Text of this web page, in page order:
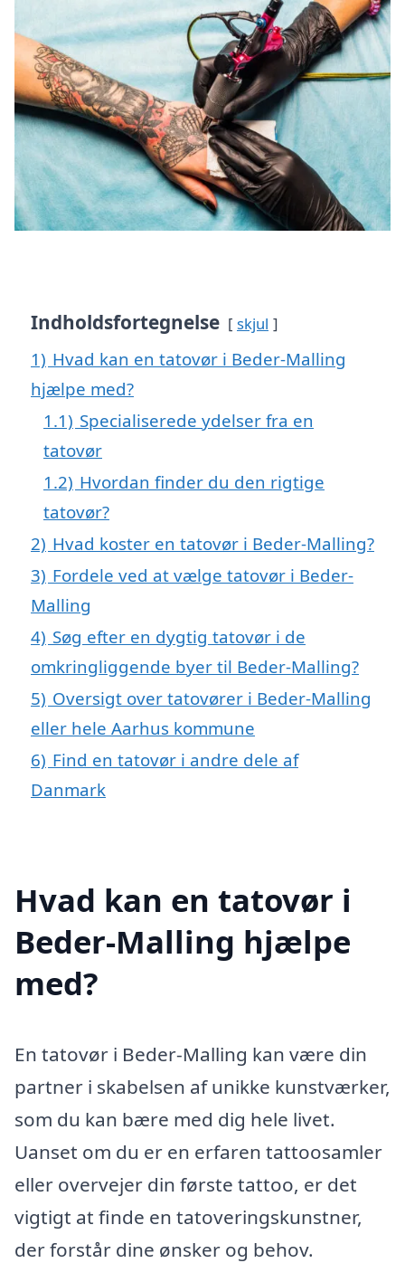
Indholdsfortegnelse skjul
1) Hvad kan en tatovør i Beder-Malling
hjælpe med?
1.1) Specialiserede ydelser fra en
tatovør
1.2) Hvordan finder du den rigtige
tatovør?
2) Hvad koster en tatovør i Beder-Malling?
3) Fordele ved at vælge tatovør i Beder-
Malling
4) Søg efter en dygtig tatovør i de
omkringliggende byer til Beder-Malling?
5) Oversigt over tatovører i Beder-Malling
eller hele Aarhus kommune
6) Find en tatovør i andre dele af
Danmark
Hvad kan en tatovør i
Beder-Malling hjælpe
med?
En tatovør i Beder-Malling kan være din
partner i skabelsen af unikke kunstværker,
som du kan bære med dig hele livet.
Uanset om du er en erfaren tattoosamler
eller overvejer din første tattoo, er det
vigtigt at finde en tatoveringskunstner,
der forstår dine ønsker og behov.